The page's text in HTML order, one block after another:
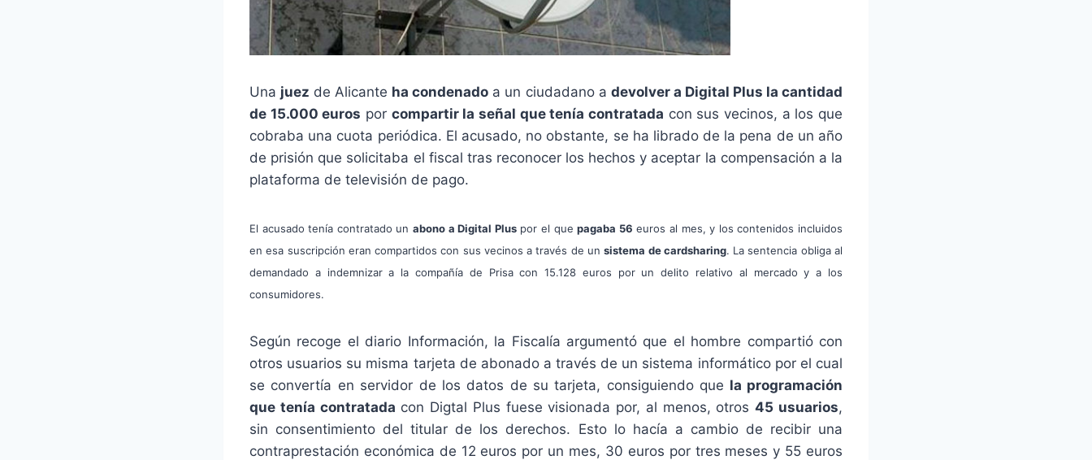
Una juez de Alicante ha condenado a un ciudadano a devolver a Digital Plus la cantidad
de 15.000 euros por compartir la señal que tenía contratada con sus vecinos, a los que
cobraba una cuota periódica. El acusado, no obstante, se ha librado de la pena de un año
de prisión que solicitaba el fiscal tras reconocer los hechos y aceptar la compensación a la
plataforma de televisión de pago.
El acusado tenía contratado un abono a Digital Pluspor el quepagaba 56 euros al mes, y los contenidos incluidos
en esa suscripción eran compartidos con sus vecinos a través de unsistema de cardsharing. La sentencia obliga al
demandado a indemnizar a la compañía de Prisa con 15.128 euros por un delito relativo al mercado y a los
consumidores.
Según recoge el diario Información, la Fiscalía argumentó que el hombre compartió con
otros usuarios su misma tarjeta de abonado a través de un sistema informático por el cual
se convertía en servidor de los datos de su tarjeta, consiguiendo que la programación
que tenía contratada con Digtal Plus fuese visionada por, al menos, otros45 usuarios,
sin consentimiento del titular de los derechos. Esto lo hacía a cambio de recibir una
contraprestación económica de 12 euros por un mes, 30 euros por tres meses y 55 euros